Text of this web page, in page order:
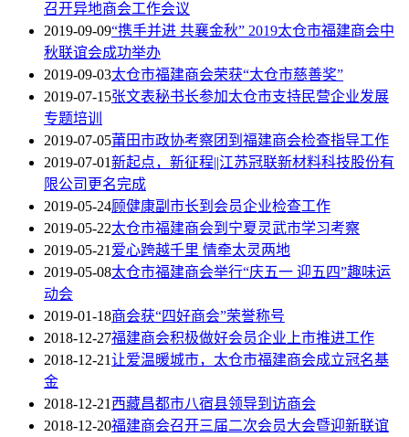
召开异地商会工作会议
2019-09-09“携手并进 共襄金秋” 2019太仓市福建商会中
秋联谊会成功举办
2019-09-03太仓市福建商会荣获“太仓市慈善奖”
2019-07-15张文表秘书长参加太仓市支持民营企业发展
专题培训
2019-07-05莆田市政协考察团到福建商会检查指导工作
2019-07-01新起点，新征程||江苏冠联新材料科技股份有
限公司更名完成
2019-05-24顾健康副市长到会员企业检查工作
2019-05-22太仓市福建商会到宁夏灵武市学习考察
2019-05-21爱心跨越千里 情牵太灵两地
2019-05-08太仓市福建商会举行“庆五一 迎五四”趣味运
动会
2019-01-18商会获“四好商会”荣誉称号
2018-12-27福建商会积极做好会员企业上市推进工作
2018-12-21让爱温暖城市，太仓市福建商会成立冠名基
金
2018-12-21西藏昌都市八宿县领导到访商会
2018-12-20福建商会召开三届二次会员大会暨迎新联谊